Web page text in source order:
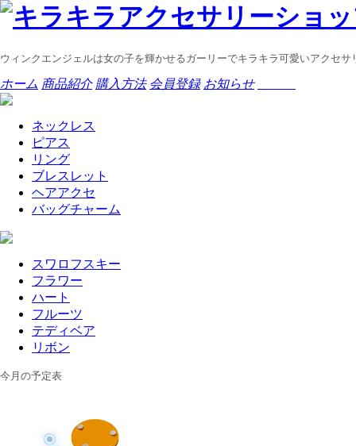
ウィンクエンジェルは女の子を輝かせるガーリーでキラキラ可愛いアクセサ
ホーム 商品紹介 購入方法 会員登録 お知らせ
ネックレス
ピアス
リング
ブレスレット
ヘアアクセ
バッグチャーム
スワロフスキー
フラワー
ハート
フルーツ
テディベア
リボン
今月の予定表